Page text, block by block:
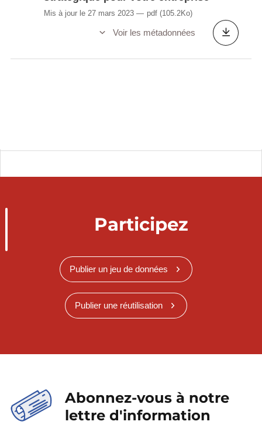
Mis à jour le 27 mars 2023 pdf (105.2Ko)
Voir les métadonnées
Participez
Publier un jeu de données
Publier une réutilisation
Abonnez-vous à notre
lettre d'information